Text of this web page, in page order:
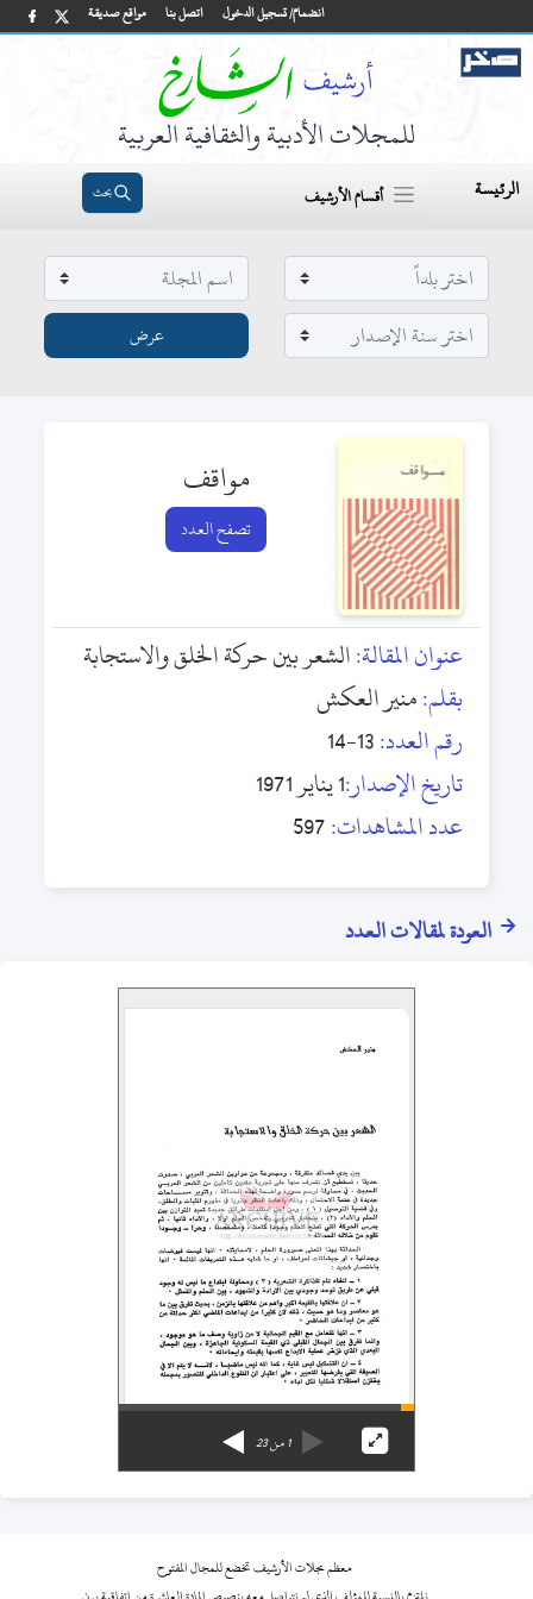
مواقع صديقة اتصل بنا انضمام/ تسجيل الدخول
للمجلات الأدبية والثقافية العربية
الرئيسة أقسام الأرشيف بحث
مواقف
تصفح العدد
عنوان المقالة:الشعر بين حركة الخلق والاستجابة
بقلم:منير العكش
رقم العدد:13-14
تاريخ الإصدار:1 يناير 1971
عدد المشاهدات:597
العودة لمقالات العدد
1من23
معظم مجلات الأرشيف تخضع للمجال المفتوح